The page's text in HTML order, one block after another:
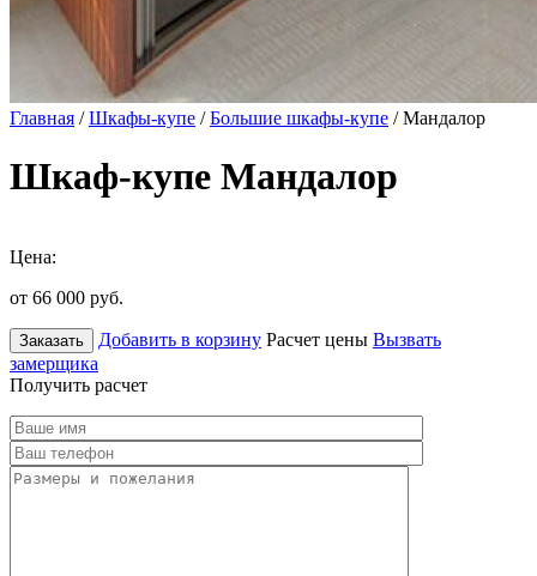
Главная /Шкафы-купе /Большие шкафы-купе / Мандалор
Шкаф-купе Мандалор
Цена:
от 66 000 руб.
Заказать Добавить в корзину Расчет цены Вызвать
замерщика
Получить расчет